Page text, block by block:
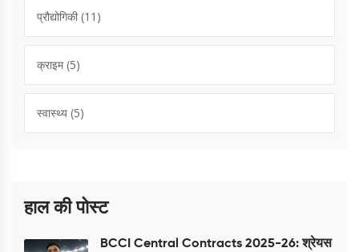
प्रौद्योगिकी(11)
क्राइम(5)
स्वास्थ्य (5)
हाल की पोस्ट
BCCI Central Contracts 2025-26: श्रेयस